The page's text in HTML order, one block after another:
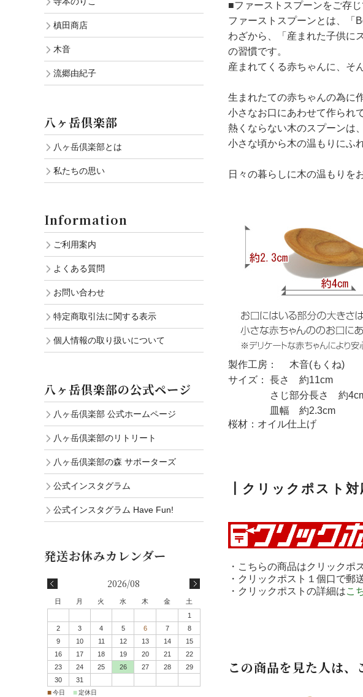
■ファーストスプーンをご存じ
ファーストスプーンとは、「
わざから、「産まれた子供に
の習慣です。
産まれてくる赤ちゃんに、そ
生まれたての赤ちゃんの為に
小さなお口にあわせて作られ
熱くならない木のスプーンは
小さな頃から木の温もりにふ
日々の暮らしに木の温もりを
製作工房： 木音(もくね)
サイズ： 長さ 約11cm
さじ部分長さ 約
皿幅 約2.3cm
桜材：オイル仕上げ
┃クリックポスト対
・こちらの商品はクリックポ
・クリックポスト１個口で郵
・クリックポストの詳細はこ
この商品を見た人は
槙田商店
木音
流郷由紀子
八ヶ岳倶楽部
八ヶ岳倶楽部とは
私たちの思い
Information
ご利用案内
よくある質問
お問い合わせ
特定商取引法に関する表示
個人情報の取り扱いについて
八ヶ岳倶楽部の公式ページ
八ヶ岳倶楽部 公式ホームページ
八ヶ岳倶楽部のリトリート
八ヶ岳倶楽部の森 サポーターズ
公式インスタグラム
公式インスタグラム Have Fun!
2026/08
日 月 火 水 木 金
土
1
2
3 4 5 6 7
8
9
10 11 12 13 14
15
16
17 18 19 20 21
22
23
24 25 26 27 28
29
30
31
■今日 ■定休日